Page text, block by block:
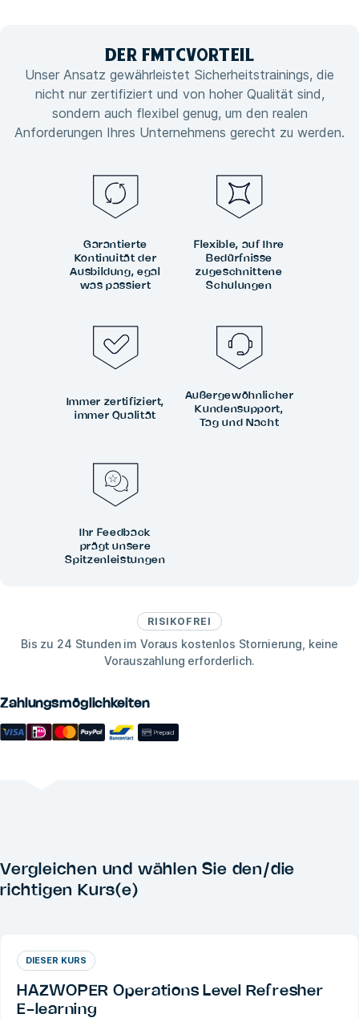
RISIKOFREI
Bis zu 24 Stunden im Voraus kostenlos Stornierung, keine
Vorauszahlung erforderlich.
Zahlungsmöglichkeiten
DER FMTCVORTEIL
Unser Ansatz gewährleistet Sicherheitstrainings, die
nicht nur zertifiziert und von hoher Qualität sind,
sondern auch flexibel genug, um den realen
Anforderungen Ihres Unternehmens gerecht zu werden.
Garantierte
Kontinuität der
Ausbildung, egal
was passiert
Flexible, auf Ihre
Bedürfnisse
zugeschnittene
Schulungen
Immer zertifiziert,
immer Qualität
Außergewöhnlicher
Kundensupport,
Tag und Nacht
Ihr Feedback
prägt unsere
Spitzenleistungen
Vergleichen und wählen Sie den/die
richtigen Kurs(e)
DIESER KURS
HAZWOPER Operations Level Refresher
E-learning